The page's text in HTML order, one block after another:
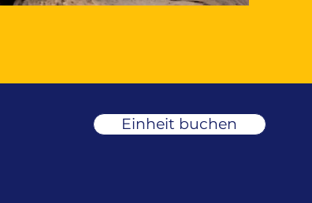
Einheit buchen